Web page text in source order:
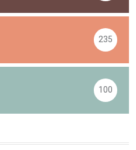
235
100